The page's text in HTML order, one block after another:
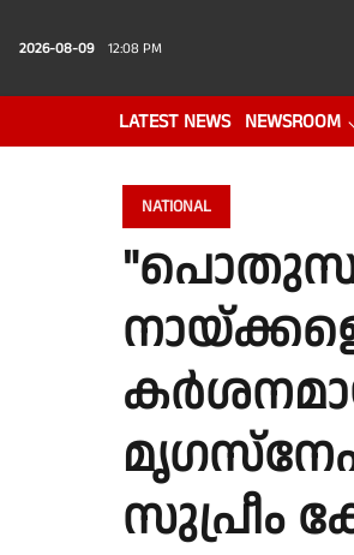
2026-08-09 12:08 PM
LATEST NEWS NEWSROOM
NATIONAL
സുപ്രീം